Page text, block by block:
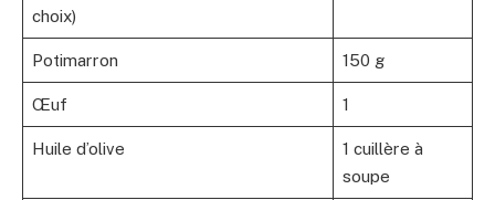
choix)
Potimarron 150 g
Œuf 1
Huile d’olive
1 cuillère à
soupe